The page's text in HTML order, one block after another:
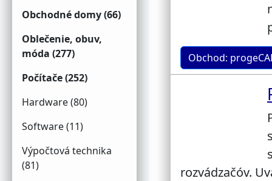
Obchodné domy (66)
Oblečenie, obuv,
móda (277)
Počítače (252)
Hardware (80)
Software (11)
Výpočtová technika
(81)
Obchod:
rozvádzačóv.